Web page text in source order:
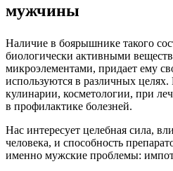
мужчины
Наличие в боярышнике такого
биологически активными
микроэлементами, придает ему
используются в различных
кулинарии, косметологии, при
в профилактике болезней.
Нас интересует целебная сила,
человека, и способность
именно мужские проблемы: